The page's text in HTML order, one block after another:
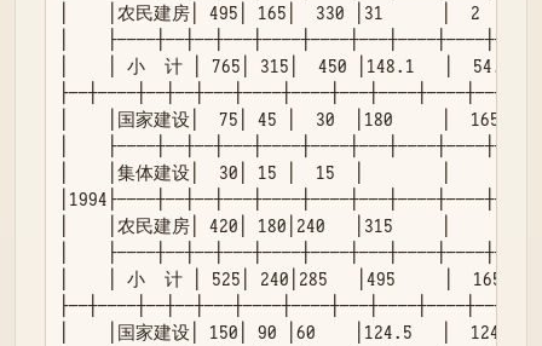
│    │农民建房│ 495│ 165│  330 │31      │  2
│    ├────┼──┼──┼───┼────┼────┼───┼────┼────┼────┤
│    │ 小  计 │ 765│ 315│  450 │148.1   │  54.5
├──┼────┼──┼──┼───┼────┼────┼───┼────┼────┼────┤
│    │国家建设│  75│ 45 │  30  │180     │  165
│    ├────┼──┼──┼───┼────┼────┼───┼────┼────┼────┤
│    │集体建设│  30│ 15 │  15  │        │
│1994├────┼──┼──┼───┼────┼────┼───┼────┼────┼────┤
│    │农民建房│ 420│ 180│240   │315     │
│    ├────┼──┼──┼───┼────┼────┼───┼────┼────┼────┤
│    │ 小  计 │ 525│ 240│285   │495     │
├──┼────┼──┼──┼───┼────┼────┼───┼────┼────┼────┤
│    │国家建设│ 150│ 90 │60    │124.5   │